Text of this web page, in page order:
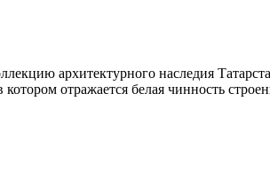
архитектурного наследия
отражается белая чинность